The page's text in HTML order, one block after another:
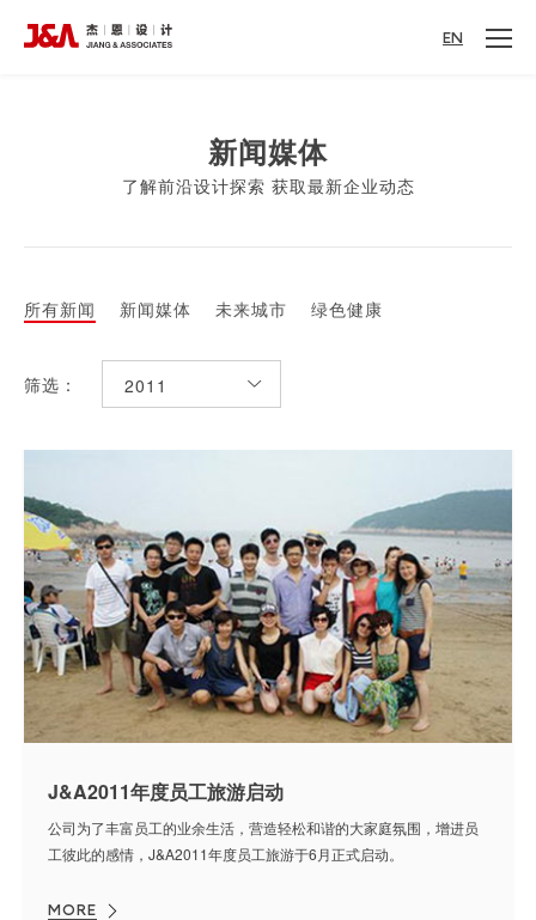
EN
新闻媒体
了解前沿设计探索 获取最新企业动态
所有新闻 新闻媒体 未来城市 绿色健康
筛选： 2011
J&A2011年度员工旅游启动
公司为了丰富员工的业余生活，营造轻松和谐的大家庭氛围，增进员
工彼此的感情，J&A2011年度员工旅游于6月正式启动。
MORE